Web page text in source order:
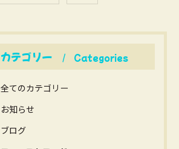
カテゴリー Categories
全てのカテゴリー
お知らせ
ブログ